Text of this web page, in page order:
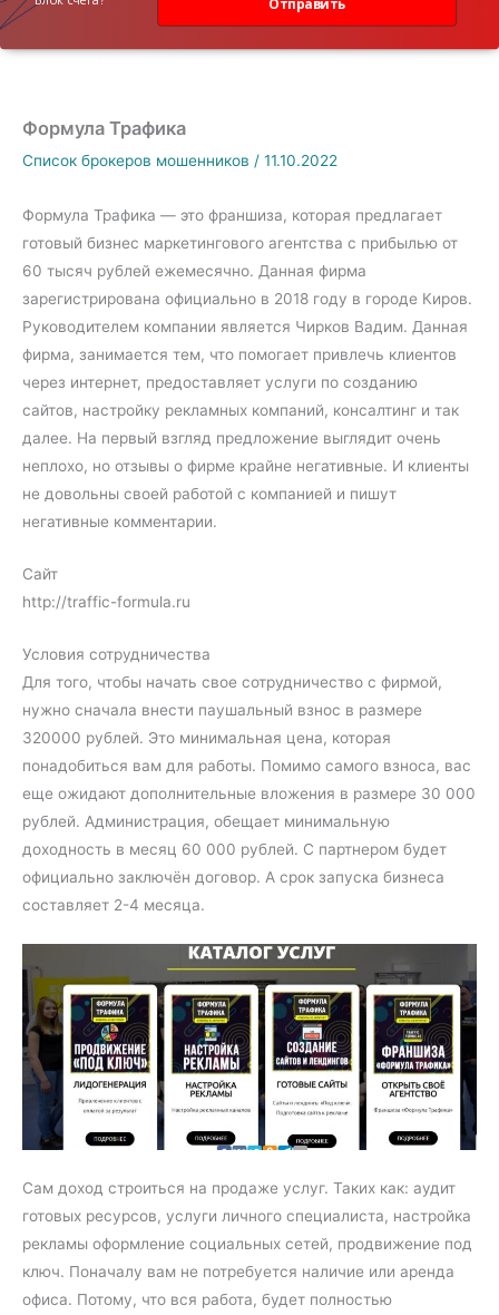
Формула Трафика
Список брокеров мошенников / 11.10.2022
Формула Трафика — это франшиза, которая предлагает
готовый бизнес маркетингового агентства с прибылью от
60 тысяч рублей ежемесячно. Данная фирма
зарегистрирована официально в 2018 году в городе Киров.
Руководителем компании является Чирков Вадим. Данная
фирма, занимается тем, что помогает привлечь клиентов
через интернет, предоставляет услуги по созданию
сайтов, настройку рекламных компаний, консалтинг и так
далее. На первый взгляд предложение выглядит очень
неплохо, но отзывы о фирме крайне негативные. И клиенты
не довольны своей работой с компанией и пишут
негативные комментарии.
Сайт
http://traffic-formula.ru
Условия сотрудничества
Для того, чтобы начать свое сотрудничество с фирмой,
нужно сначала внести паушальный взнос в размере
320000 рублей. Это минимальная цена, которая
понадобиться вам для работы. Помимо самого взноса, вас
еще ожидают дополнительные вложения в размере 30 000
рублей. Администрация, обещает минимальную
доходность в месяц 60 000 рублей. С партнером будет
официально заключён договор. А срок запуска бизнеса
составляет 2-4 месяца.
Сам доход строиться на продаже услуг. Таких как: аудит
готовых ресурсов, услуги личного специалиста, настройка
рекламы оформление социальных сетей, продвижение под
ключ. Поначалу вам не потребуется наличие или аренда
офиса. Потому, что вся работа, будет полностью